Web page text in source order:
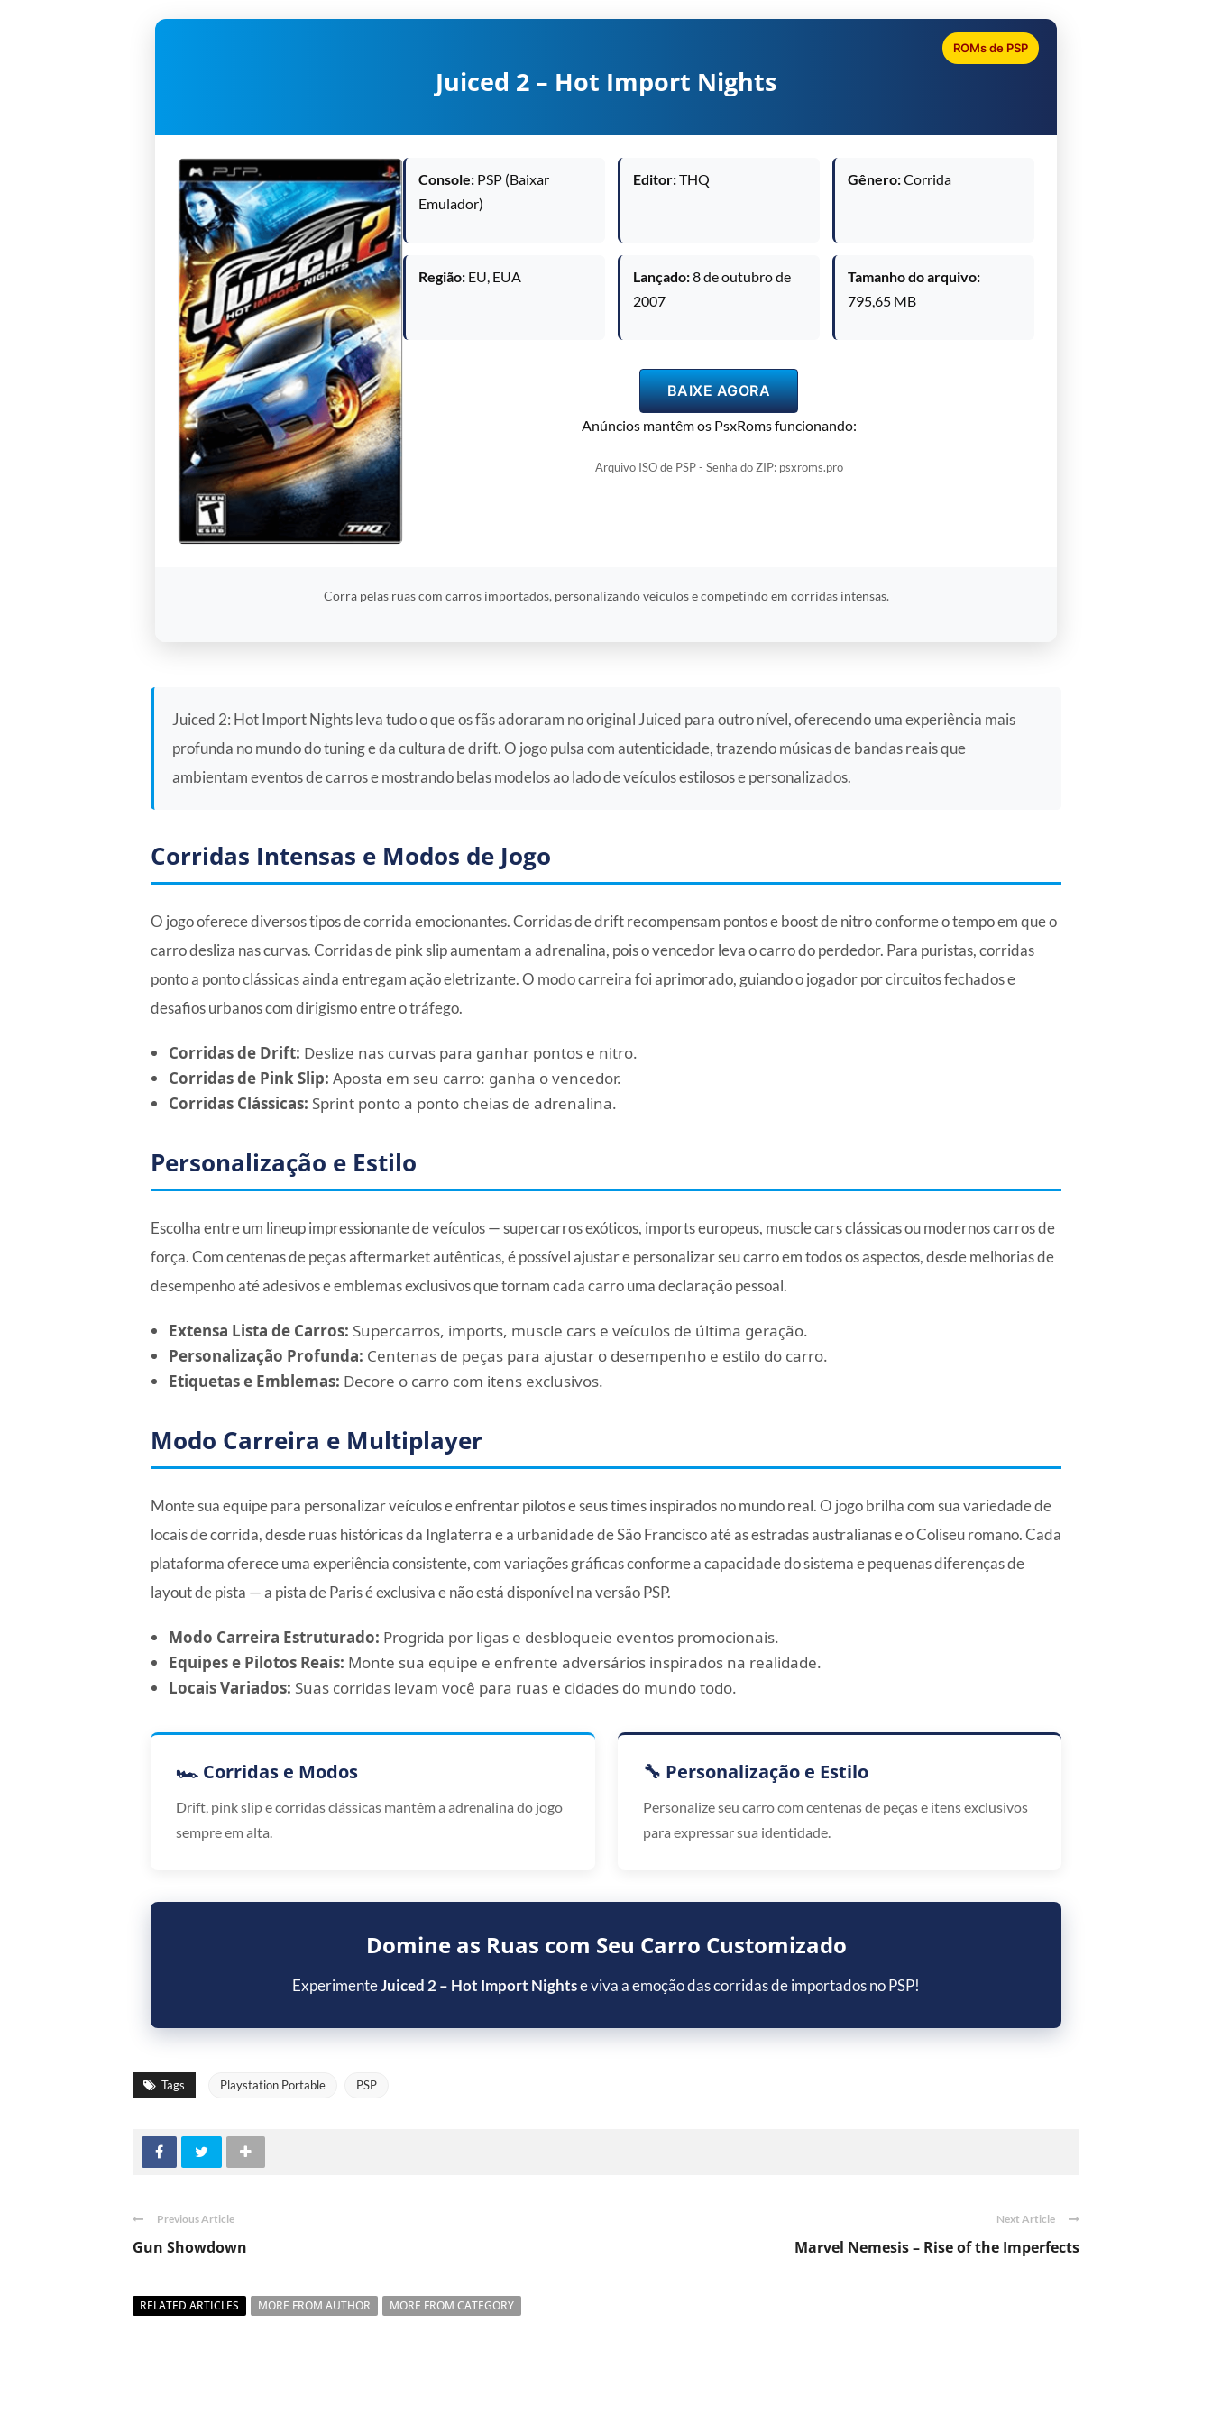
Juiced 2 – Hot Import Nights
ROMs de PSP
Console: PSP (Baixar
Emulador)
Editor:THQ Gênero:Corrida
Região: EU, EUA Lançado:8 de outubro de
2007
Tamanho do arquivo:
795,65 MB
BAIXE AGORA
Anúncios mantêm os PsxRoms funcionando:
Arquivo ISO de PSP - Senha do ZIP: psxroms.pro
Corra pelas ruas com carros importados, personalizando veículos e competindo em corridas intensas.
Juiced 2: Hot Import Nights leva tudo o que os fãs adoraram no original Juiced para outro nível, oferecendo uma experiência mais
profunda no mundo do tuning e da cultura de drift. O jogo pulsa com autenticidade, trazendo músicas de bandas reais que
ambientam eventos de carros e mostrando belas modelos ao lado de veículos estilosos e personalizados.
Corridas Intensas e Modos de Jogo
O jogo oferece diversos tipos de corrida emocionantes. Corridas de drift recompensam pontos e boost de nitro conforme o tempo em que o
carro desliza nas curvas. Corridas de pink slip aumentam a adrenalina, pois o vencedor leva o carro do perdedor. Para puristas, corridas
ponto a ponto clássicas ainda entregam ação eletrizante. O modo carreira foi aprimorado, guiando o jogador por circuitos fechados e
desafios urbanos com dirigismo entre o tráfego.
Corridas de Drift: Deslize nas curvas para ganhar pontos e nitro.
Corridas de Pink Slip: Aposta em seu carro: ganha o vencedor.
Corridas Clássicas: Sprint ponto a ponto cheias de adrenalina.
Personalização e Estilo
Escolha entre um lineup impressionante de veículos — supercarros exóticos, imports europeus, muscle cars clássicas ou modernos carros de
força. Com centenas de peças aftermarket autênticas, é possível ajustar e personalizar seu carro em todos os aspectos, desde melhorias de
desempenho até adesivos e emblemas exclusivos que tornam cada carro uma declaração pessoal.
Extensa Lista de Carros: Supercarros, imports, muscle cars e veículos de última geração.
Personalização Profunda: Centenas de peças para ajustar o desempenho e estilo do carro.
Etiquetas e Emblemas: Decore o carro com itens exclusivos.
Modo Carreira e Multiplayer
Monte sua equipe para personalizar veículos e enfrentar pilotos e seus times inspirados no mundo real. O jogo brilha com sua variedade de
locais de corrida, desde ruas históricas da Inglaterra e a urbanidade de São Francisco até as estradas australianas e o Coliseu romano. Cada
plataforma oferece uma experiência consistente, com variações gráficas conforme a capacidade do sistema e pequenas diferenças de
layout de pista — a pista de Paris é exclusiva e não está disponível na versão PSP.
Modo Carreira Estruturado: Progrida por ligas e desbloqueie eventos promocionais.
Equipes e Pilotos Reais: Monte sua equipe e enfrente adversários inspirados na realidade.
Locais Variados: Suas corridas levam você para ruas e cidades do mundo todo.
🏎️ Corridas e Modos
Drift, pink slip e corridas clássicas mantêm a adrenalina do jogo
sempre em alta.
🔧 Personalização e Estilo
Personalize seu carro com centenas de peças e itens exclusivos
para expressar sua identidade.
Domine as Ruas com Seu Carro Customizado
ExperimenteJuiced 2 – Hot Import Nightse viva a emoção das corridas de importados no PSP!
Tags Playstation Portable PSP
Previous Article
Gun Showdown
Next Article
Marvel Nemesis – Rise of the Imperfects
RELATED ARTICLES MORE FROM AUTHOR MORE FROM CATEGORY